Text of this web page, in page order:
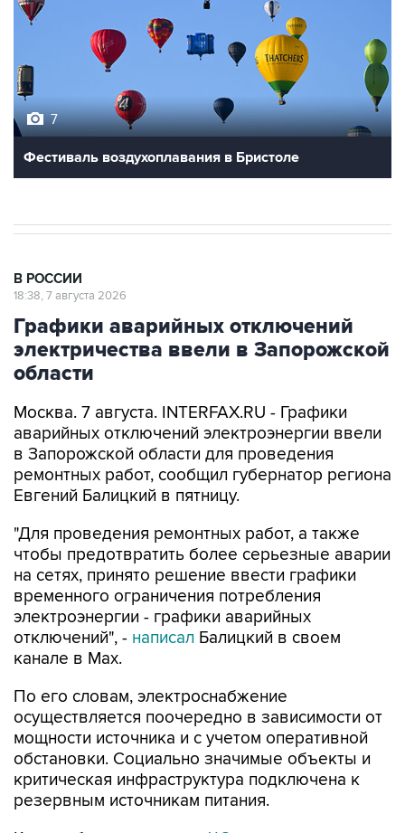
Фестиваль воздухоплавания в Бристоле
Графики аварийных отключений
электричества ввели в Запорожской
области
Москва. 7 августа. INTERFAX.RU - Графики
в Запорожской области для проведения
ремонтных работ, сообщил губернатор региона
Евгений Балицкий в пятницу.
"Для проведения ремонтных работ, а также
на сетях, принято решение ввести графики
временного ограничения потребления
электроэнергии - графики аварийных
отключений", -написалБалицкий в своем
канале в Max.
По его словам, электроснабжение
мощности источника и с учетом оперативной
обстановки. Социально значимые объекты и
критическая инфраструктура подключена к
резервным источникам питания.
Как сообщалось,режим ЧСрегионального